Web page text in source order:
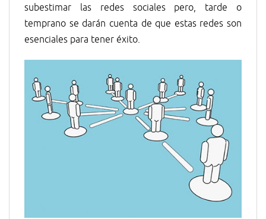
subestimar las redes sociales pero, tarde o
temprano se darán cuenta de que estas redes son
esenciales para tener éxito.